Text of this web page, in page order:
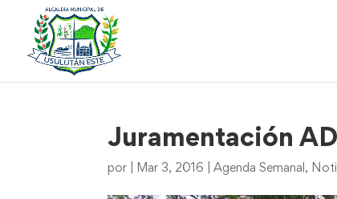
Juramentación
por Mar 3, 2016 |Agenda Semanal ,